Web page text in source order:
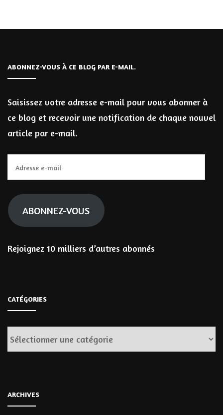
ABONNEZ-VOUS À CE BLOG PAR E-MAIL.
Saisissez votre adresse e-mail pour vous abonner à
ce blog et recevoir une notification de chaque nouvel
article par e-mail.
e-
mail
ABONNEZ-VOUS
Rejoignez 10 milliers d’autres abonnés
CATÉGORIES
Catégories
ARCHIVES